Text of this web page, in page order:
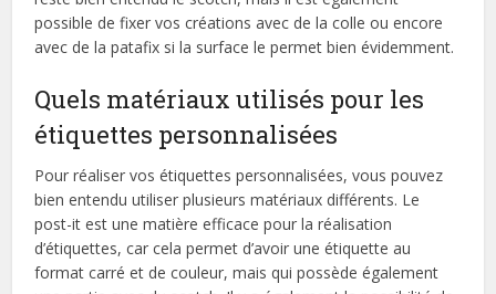
possible de fixer vos créations avec de la colle ou encore
avec de la patafix si la surface le permet bien évidemment.
Quels matériaux utilisés pour les
étiquettes personnalisées
Pour réaliser vos étiquettes personnalisées, vous pouvez
bien entendu utiliser plusieurs matériaux différents. Le
post-it est une matière efficace pour la réalisation
d’étiquettes, car cela permet d’avoir une étiquette au
format carré et de couleur, mais qui possède également